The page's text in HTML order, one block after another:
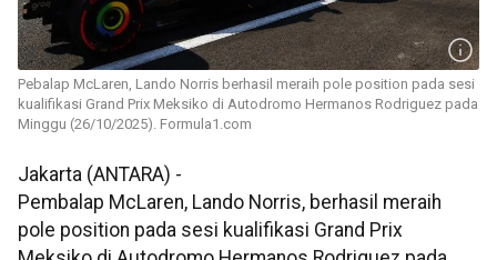
Pebalap McLaren, Lando Norris berhasil meraih pole position pada sesi
kualifikasi Grand Prix Meksiko di Autodromo Hermanos Rodriguez pada
Minggu (26/10/2025). Formula1.com
Jakarta (ANTARA) -
Pembalap McLaren, Lando Norris, berhasil meraih
pole position pada sesi kualifikasi Grand Prix